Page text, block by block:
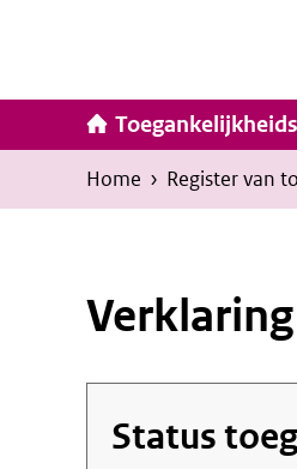
inhoud
Kruimelpad
U
bevindt
Home › Register van
Status